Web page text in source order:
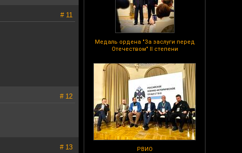
Медаль ордена "За заслуги перед
Отечеством" II степени
РВИО
# 11
# 12
# 13